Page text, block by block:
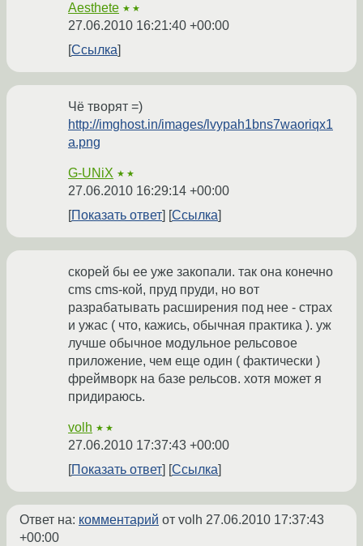
Aesthete ★★
27.06.2010 16:21:40 +00:00
Ссылка
Чё творят =)
http://imghost.in/images/lvypah1bns7waoriqx1
a.png
G-UNiX ★★
27.06.2010 16:29:14 +00:00
Показать ответ
Ссылка
скорей бы ее уже закопали. так она конечно
cms cms-кой, пруд пруди, но вот
разрабатывать расширения под нее - страх
и ужас ( что, кажись, обычная практика ). уж
лучше обычное модульное рельсовое
приложение, чем еще один ( фактически )
фреймворк на базе рельсов. хотя может я
придираюсь.
volh ★★
27.06.2010 17:37:43 +00:00
Показать ответ
Ссылка
Ответ на: комментарий от volh 27.06.2010 17:37:43
+00:00